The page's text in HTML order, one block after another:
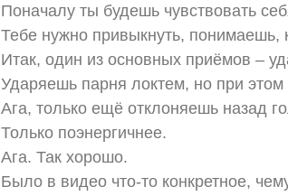
Поначалу ты будешь чувствовать
Тебе нужно привыкнуть, понимаешь,
Итак, один из основных приёмов –
Ударяешь парня локтем, но при
Ага, только ещё отклоняешь назад
Только поэнергичнее.
Ага. Так хорошо.
Было в видео что-то конкретное,